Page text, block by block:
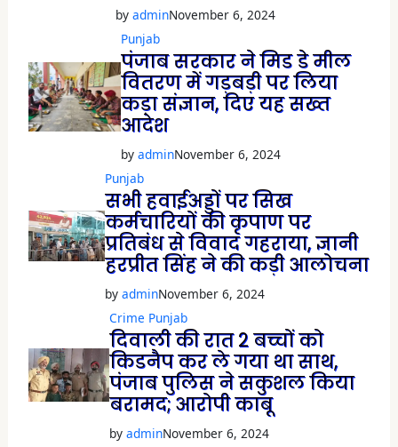
by adminNovember 6, 2024
Punjab
पंजाब सरकार ने मिड डे मील
वितरण में गड़बड़ी पर लिया
कड़ा संज्ञान, दिए यह सख्त
आदेश
by adminNovember 6, 2024
Punjab
सभी हवाईअड्डों पर सिख
कर्मचारियों की कृपाण पर
प्रतिबंध से विवाद गहराया, ज्ञानी
हरप्रीत सिंह ने की कड़ी आलोचना
by adminNovember 6, 2024
Crime Punjab
दिवाली की रात 2 बच्चों को
किडनैप कर ले गया था साथ,
पंजाब पुलिस ने सकुशल किया
बरामद; आरोपी काबू
by adminNovember 6, 2024